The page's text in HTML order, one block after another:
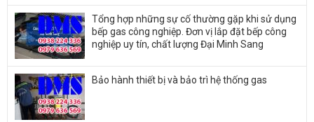
Tổng hợp những sự cố thường gặp khi sử dụng
bếp gas công nghiệp. Đơn vị lắp đặt bếp công
nghiệp uy tín, chất lượng Đại Minh Sang
Bảo hành thiết bị và bảo trì hệ thống gas